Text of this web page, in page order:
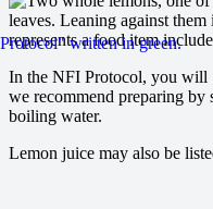
In the NFI Protocol, you will
we recommend preparing by
boiling water.
Lemon juice may also be